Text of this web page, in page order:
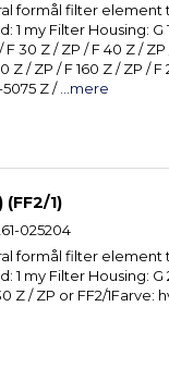
formål filter element
my Filter Housing: G
F 30 Z / ZP / F 40 Z /
Z / ZP / F 160 Z / ZP /
Z /...mere
(FF2/1)
025204
formål filter element
1 my Filter Housing: G
Z / ZP or FF2/1Farve: